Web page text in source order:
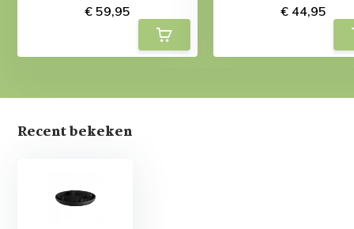
€ 59,95 € 44,95
Recent bekeken